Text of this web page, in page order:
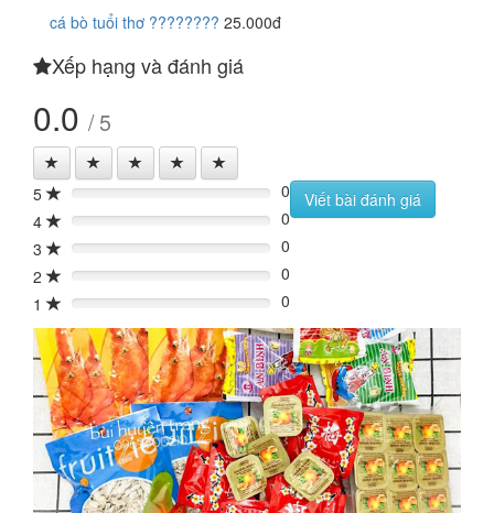
cá bò tuổi thơ ???????? 25.000đ
Xếp hạng và đánh giá
0.0 / 5
5 0%
0
4
0%
0
3
0%
0
2
0%
0
1
0% 0
Viết bài đánh giá